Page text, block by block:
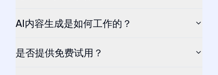
AI内容生成是如何工作的？
是否提供免费试用？